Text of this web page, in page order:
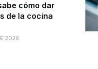
cómo dar
de la cocina
2026